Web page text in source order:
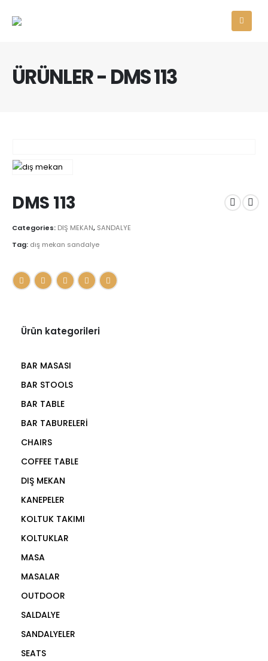
ÜRÜNLER - DMS 113
DMS 113
Categories: DIŞ MEKAN, SANDALYE
Tag: dış mekan sandalye
Ürün kategorileri
BAR MASASI
BAR STOOLS
BAR TABLE
BAR TABURELERİ
CHAIRS
COFFEE TABLE
DIŞ MEKAN
KANEPELER
KOLTUK TAKIMI
KOLTUKLAR
MASA
MASALAR
OUTDOOR
SALDALYE
SANDALYELER
SEATS